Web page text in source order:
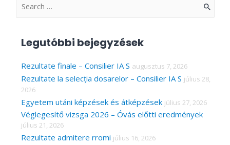
S
c
h
f
o
r
:
Legutóbbi bejegyzések
Rezultate finale – Consilier IA S augusztus 7, 2026
Rezultate la selecția dosarelor – Consilier IA S július 28,
2026
Egyetem utáni képzések és átképzések július 27, 2026
Véglegesítő vizsga 2026 – Óvás előtti eredmények
július 21, 2026
Rezultate admitere rromi július 16, 2026